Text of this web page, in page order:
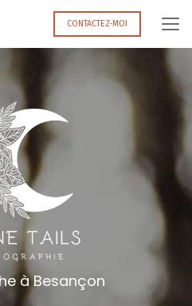
CONTACTEZ-MOI
à Besançon